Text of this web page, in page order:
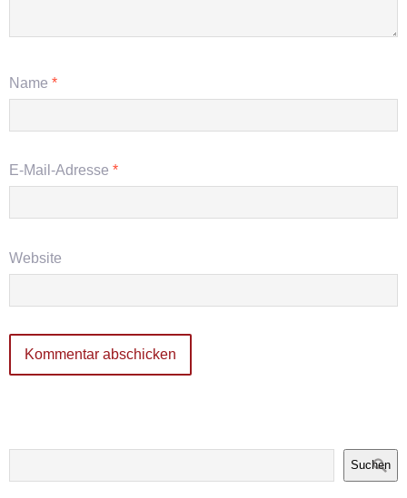
Name *
E-Mail-Adresse *
Website
Suchen